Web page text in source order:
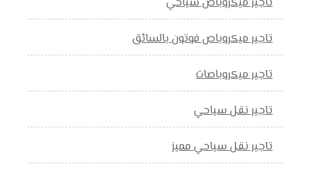
تاجير ميكروباص فوتون بالسائق
تاجير ميكروباصات
تاجير نقل سياحي
تاجير نقل سياحي مميز